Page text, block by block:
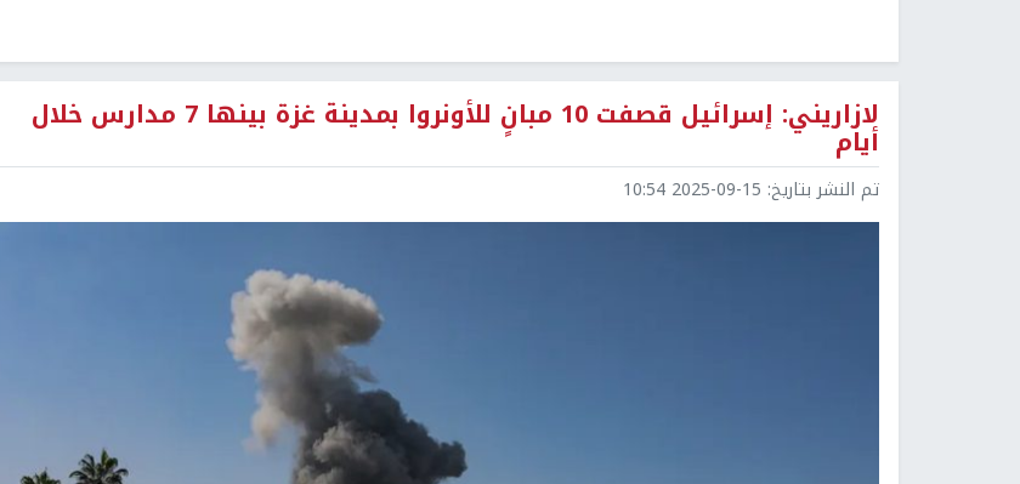
لازاريني: إسرائيل قصفت 10 مبانٍ للأونروا بمدينة غزة بينها 7 مدارس خلال
أيام
تم النشر بتاريخ: 2025-09-15 10:54